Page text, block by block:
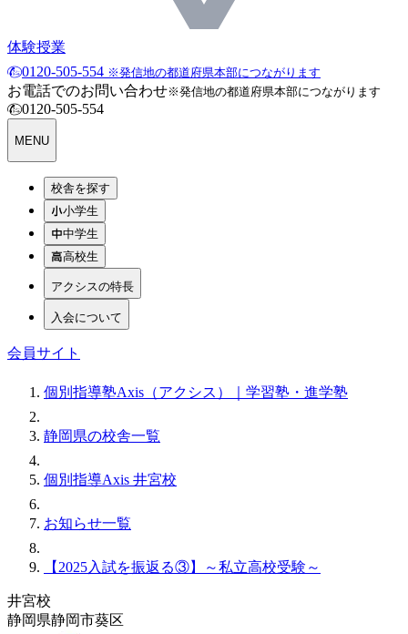
体験授業
0120-505-554 ※発信地の都道府県本部につながります
お電話でのお問い合わせ※発信地の都道府県本部につながります
0120-505-554
MENU
校舎を探す
小学生
中学生
高校生
アクシスの特長
入会について
会員サイト
個別指導塾Axis（アクシス）｜学習塾・進学塾
静岡県の校舎一覧
個別指導Axis 井宮校
お知らせ一覧
【2025入試を振返る③】～私立高校受験～
井宮校
静岡県静岡市葵区